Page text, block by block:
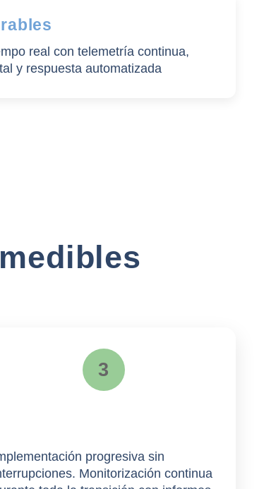
real con telemetría continua,
y respuesta automatizada
3
progresiva sin
Monitorización continua